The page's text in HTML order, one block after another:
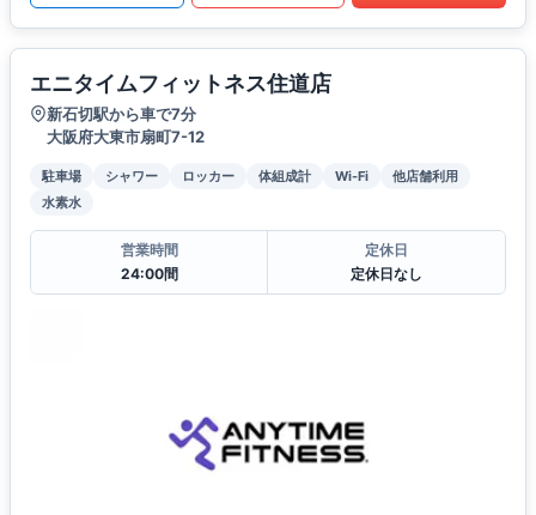
エニタイムフィットネス住道店
新石切駅から車で7分
大阪府大東市扇町7-12
駐車場 シャワー ロッカー 体組成計 Wi-Fi
他店舗利用
水素水
営業時間
24:00間
定休日
定休日なし